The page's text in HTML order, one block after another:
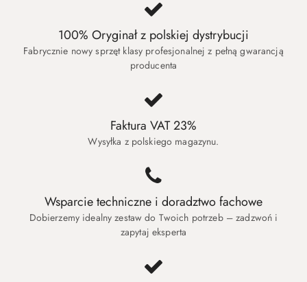
100% Oryginał z polskiej dystrybucji
Fabrycznie nowy sprzęt klasy profesjonalnej z pełną gwarancją
producenta
Faktura VAT 23%
Wysyłka z polskiego magazynu.
Wsparcie techniczne i doradztwo fachowe
Dobierzemy idealny zestaw do Twoich potrzeb – zadzwoń i
zapytaj eksperta